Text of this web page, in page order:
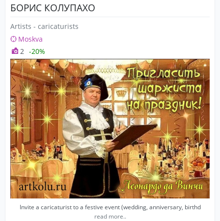
БОРИС КОЛУПАХО
Artists - caricaturists
Moskva
2 -20%
Invite a caricaturist to a festive event (wedding, anniversary, birthd
read more..